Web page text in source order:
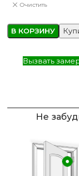
Очистить
В КОРЗИНУ
Вызвать
Не